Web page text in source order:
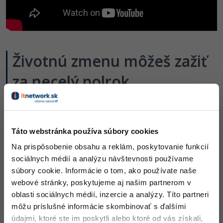
Táto webstránka používa súbory cookies
Na prispôsobenie obsahu a reklám, poskytovanie funkcií
sociálnych médií a analýzu návštevnosti používame
súbory cookie. Informácie o tom, ako používate naše
webové stránky, poskytujeme aj našim partnerom v
oblasti sociálnych médií, inzercie a analýzy. Títo partneri
môžu príslušné informácie skombinovať s ďalšími
údajmi, ktoré ste im poskytli alebo ktoré od vás získali,
Životnú zmenu môžeš zažiť
za necelý polrok
Pozri si príbeh Libora, úspešného absolventa IT